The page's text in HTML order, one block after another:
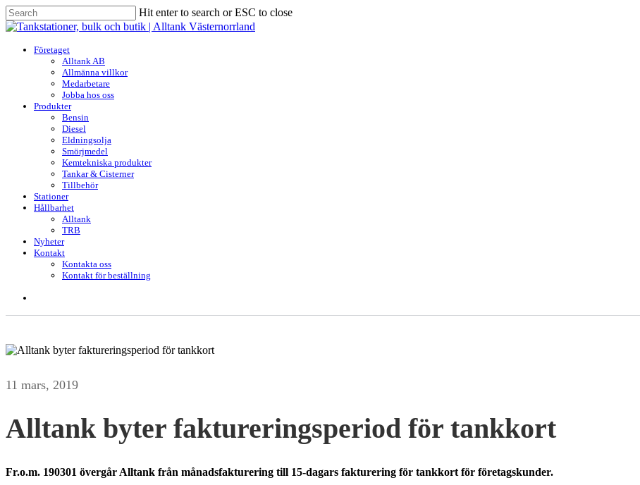
Skip
to
content
Hit enter to search or ESC to close
Close
search
Menu
Företaget
Alltank AB
Allmänna villkor
Medarbetare
Jobba hos oss
Produkter
Bensin
Diesel
Eldningsolja
Smörjmedel
Kemtekniska produkter
Tankar & Cisterner
Tillbehör
Stationer
Hållbarhet
Alltank
TRB
Nyheter
Kontakt
Kontakta oss
Kontakt för beställning
11 mars, 2019
Alltank byter faktureringsperiod för tankkort
Fr.o.m. 190301 övergår Alltank från månadsfakturering till 15-dagars fakturering för tankkort för företagskunder.